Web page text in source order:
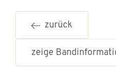
zurück
zeige